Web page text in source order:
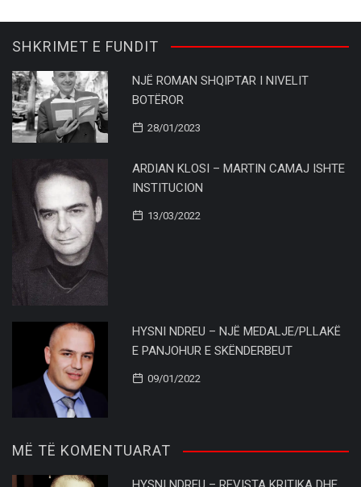
SHKRIMET E FUNDIT
NJË ROMAN SHQIPTAR I NIVELIT
BOTËROR
28/01/2023
ARDIAN KLOSI – MARTIN CAMAJ ISHTE
INSTITUCION
13/03/2022
HYSNI NDREU – NJË MEDALJE/PLLAKË
E PANJOHUR E SKËNDERBEUT
09/01/2022
MË TË KOMENTUARAT